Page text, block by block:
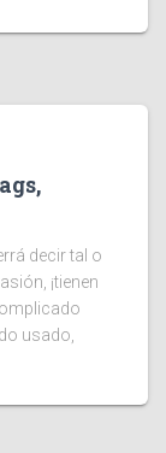
decir tal o
¡tienen
usado,